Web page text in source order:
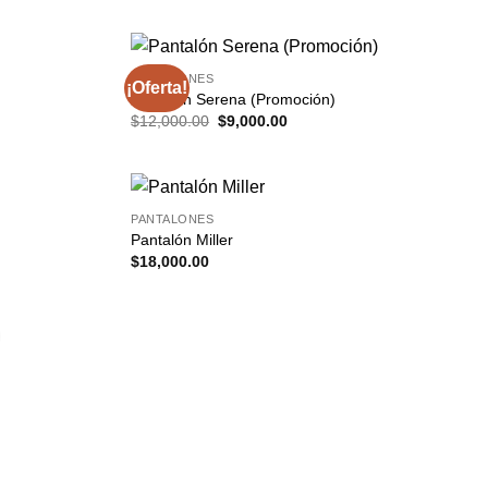
¡Oferta!
PANTALONES
Pantalón Serena (Promoción)
$12,000.00 El
$12,000.00.
$9,000.00El
PANTALONES
Pantalón Miller
$18,000.00